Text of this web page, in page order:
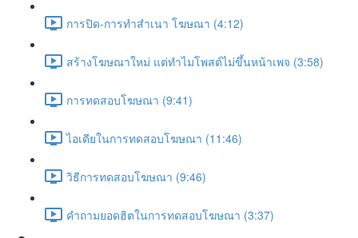
การปิด-การทำสำเนา โฆษณา (4:12)
สร้างโฆษณาใหม่ แต่ทำไมโพสต์ไม่ขึ้นหน้าเพจ (3:58)
การทดสอบโฆษณา (9:41)
ไอเดียในการทดสอบโฆษณา (11:46)
วิธีการทดสอบโฆษณา (9:46)
คำถามยอดฮิตในการทดสอบโฆษณา (3:37)